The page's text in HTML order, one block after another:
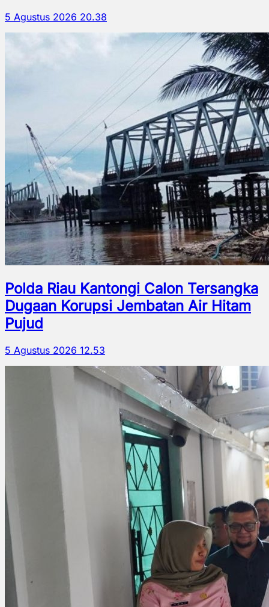
5 Agustus 2026 20.38
Polda Riau Kantongi Calon Tersangka
Dugaan Korupsi Jembatan Air Hitam
Pujud
5 Agustus 2026 12.53